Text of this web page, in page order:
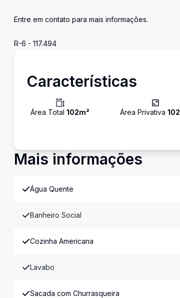
Entre em contato para mais informações.
R-6 - 117.494
Características
Área Total 102m² Área Privativa102
Mais informações
Água Quente
Banheiro Social
Cozinha Americana
Lavabo
Sacada com Churrasqueira